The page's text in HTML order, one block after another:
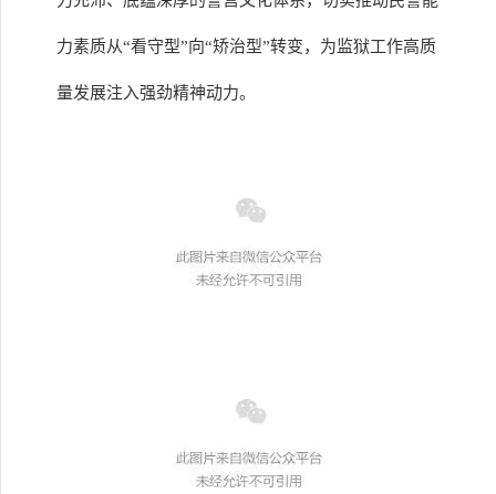
力素质从“看守型”向“矫治型”转变，为监狱工作高质
量发展注入强劲精神动力。